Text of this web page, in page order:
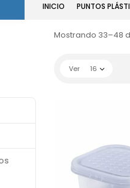
INICIO PUNTOS
Mostrando 33–48
Ver 16